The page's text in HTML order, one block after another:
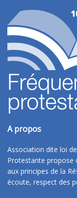
A propos
Association dite loi
Protestante propose
aux principes de la
écoute, respect des